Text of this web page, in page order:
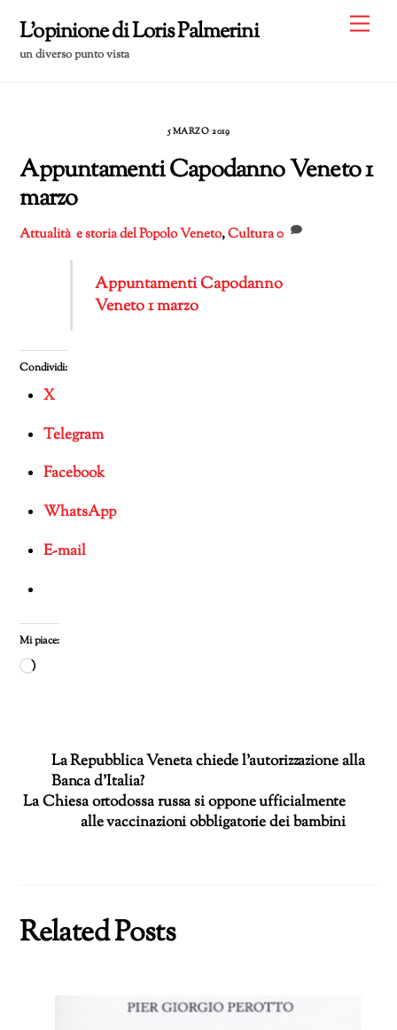
content
L'opinione di Loris Palmerini
un diverso punto vista
5 MARZO 2019
Appuntamenti Capodanno Veneto 1
marzo
Attualità e storia del Popolo Veneto,Cultura0
Appuntamenti Capodanno
Veneto 1 marzo
Condividi:
X
Telegram
Facebook
WhatsApp
E-mail
Mi piace:
Caricamento
La Repubblica Veneta chiede l’autorizzazione alla
Banca d’Italia?
La Chiesa ortodossa russa si oppone ufficialmente
alle vaccinazioni obbligatorie dei bambini
Related Posts